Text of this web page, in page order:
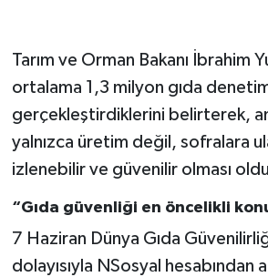
Tarım ve Orman Bakanı İbrahim
ortalama 1,3 milyon gıda
gerçekleştirdiklerini belirterek,
yalnızca üretim değil, sofralara
izlenebilir ve güvenilir olması
“Gıda güvenliği en öncelikli
7 Haziran Dünya Gıda
dolayısıyla NSosyal hesabından
Siyaset
Sokak Hayvanlarını
Spor
Vasıta